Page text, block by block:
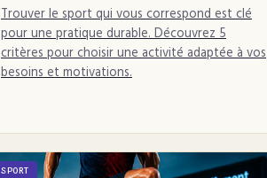
Trouver le sport qui vous correspond est clé
pour une pratique durable. Découvrez 5
critères pour choisir une activité adaptée à vos
besoins et motivations.
SPORT